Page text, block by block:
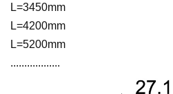
L=3450mm
L=4200mm
L=5200mm
..................